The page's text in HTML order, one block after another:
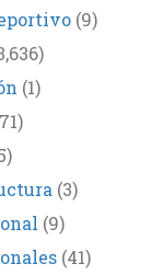
(9)
(1)
(3)
(9)
(41)